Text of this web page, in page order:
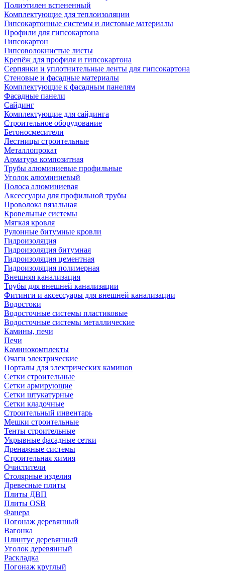
Полиэтилен вспененный
Комплектующие для теплоизоляции
Гипсокартонные системы и листовые материалы
Профили для гипсокартона
Гипсокартон
Гипсоволокнистые листы
Крепёж для профиля и гипсокартона
Серпянки и уплотнительные ленты для гипсокартона
Стеновые и фасадные материалы
Комплектующие к фасадным панелям
Фасадные панели
Сайдинг
Комплектующие для сайдинга
Строительное оборудование
Бетоносмесители
Лестницы строительные
Металлопрокат
Арматура композитная
Трубы алюминиевые профильные
Уголок алюминиевый
Полоса алюминиевая
Аксессуары для профильной трубы
Проволока вязальная
Кровельные системы
Мягкая кровля
Рулонные битумные кровли
Гидроизоляция
Гидроизоляция битумная
Гидроизоляция цементная
Гидроизоляция полимерная
Внешняя канализация
Трубы для внешней канализации
Фитинги и аксессуары для внешней канализации
Водостоки
Водосточные системы пластиковые
Водосточные системы металлические
Камины, печи
Печи
Каминокомплекты
Очаги электрические
Порталы для электрических каминов
Сетки строительные
Сетки армирующие
Сетки штукатурные
Сетки кладочные
Строительный инвентарь
Мешки строительные
Тенты строительные
Укрывные фасадные сетки
Дренажные системы
Строительная химия
Очистители
Столярные изделия
Древесные плиты
Плиты ДВП
Плиты OSB
Фанера
Погонаж деревянный
Вагонка
Плинтус деревянный
Уголок деревянный
Раскладка
Погонаж круглый